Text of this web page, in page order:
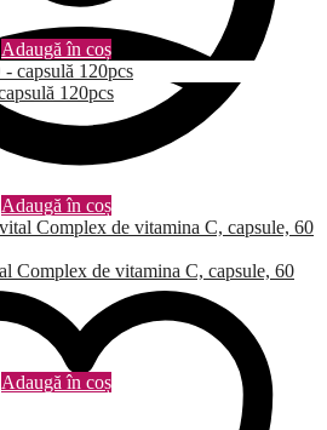
Adaugă în coș
120pcs
Adaugă în coș
Complex de vitamina C, capsule, 60
Adaugă în coș